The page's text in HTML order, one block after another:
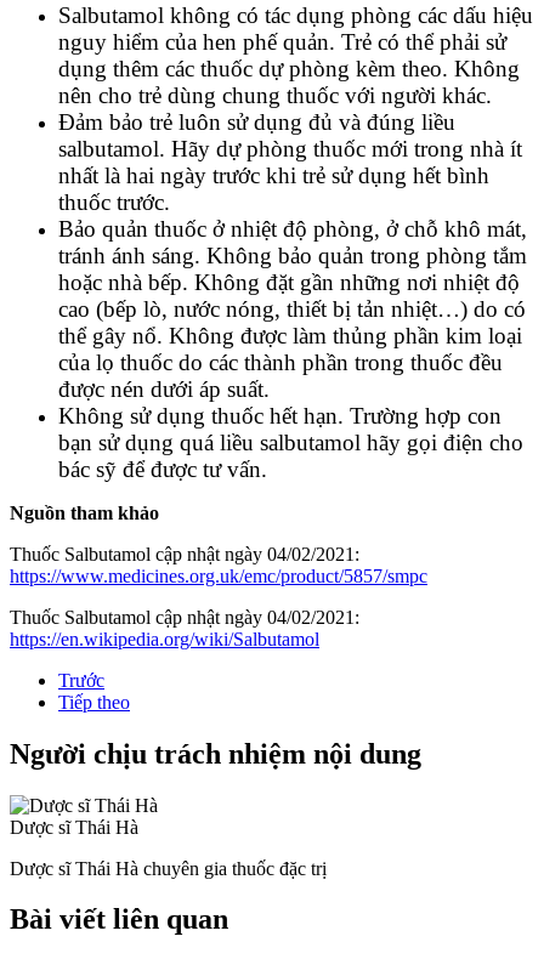
Salbutamol không có tác dụng phòng các dấu hiệu
nguy hiểm của hen phế quản. Trẻ có thể phải sử
dụng thêm các thuốc dự phòng kèm theo. Không
nên cho trẻ dùng chung thuốc với người khác.
Đảm bảo trẻ luôn sử dụng đủ và đúng liều
salbutamol. Hãy dự phòng thuốc mới trong nhà ít
nhất là hai ngày trước khi trẻ sử dụng hết bình
thuốc trước.
Bảo quản thuốc ở nhiệt độ phòng, ở chỗ khô mát,
tránh ánh sáng. Không bảo quản trong phòng tắm
hoặc nhà bếp. Không đặt gần những nơi nhiệt độ
cao (bếp lò, nước nóng, thiết bị tản nhiệt…) do có
thể gây nổ. Không được làm thủng phần kim loại
của lọ thuốc do các thành phần trong thuốc đều
được nén dưới áp suất.
Không sử dụng thuốc hết hạn. Trường hợp con
bạn sử dụng quá liều salbutamol hãy gọi điện cho
bác sỹ để được tư vấn.
Nguồn tham khảo
Thuốc Salbutamol cập nhật ngày 04/02/2021:
https://www.medicines.org.uk/emc/product/5857/smpc
Thuốc Salbutamol cập nhật ngày 04/02/2021:
https://en.wikipedia.org/wiki/Salbutamol
Trước
Tiếp theo
Người chịu trách nhiệm nội dung
Dược sĩ Thái Hà
Dược sĩ Thái Hà chuyên gia thuốc đặc trị
Bài viết liên quan